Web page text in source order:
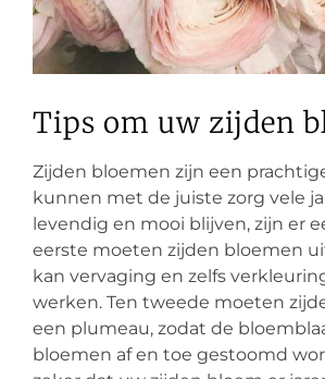
Tips om uw zijden
Zijden bloemen zijn een
kunnen met de juiste zorg vele
levendig en mooi blijven, zijn er
eerste moeten zijden bloemen
kan vervaging en zelfs
werken. Ten tweede moeten
een plumeau, zodat de
bloemen af en toe gestoomd